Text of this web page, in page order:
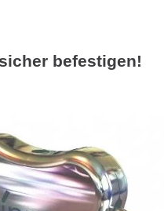
befestigen!